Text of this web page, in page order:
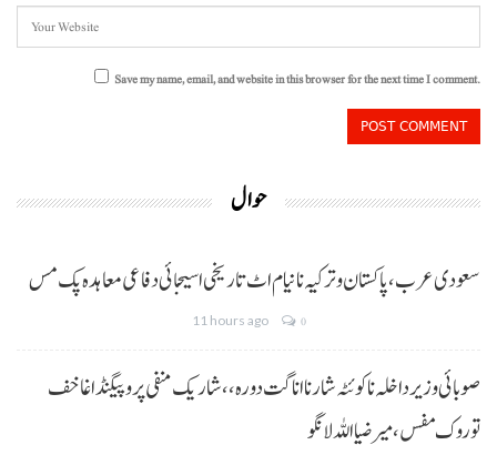
Save my name, email, and website in this browser for the next time I comment.
حوال
سعودی عرب، پاکستان و ترکیہ نا نیام اٹ تاریخی اسیجائی دفاعی معاہدہ پک مس
11 hours ago 0
صوبائی وزیر داخلہ نا کوئٹہ شار نا اناگت دورہ،، شاریک منفی پروپیگنڈا غا خف
توروک مفس، میر ضیا اللہ لانگو